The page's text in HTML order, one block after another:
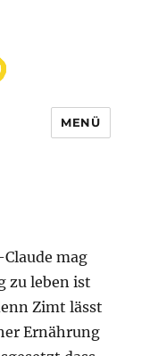
MENÜ
mag
zu leben ist
Zimt lässt
Ernährung